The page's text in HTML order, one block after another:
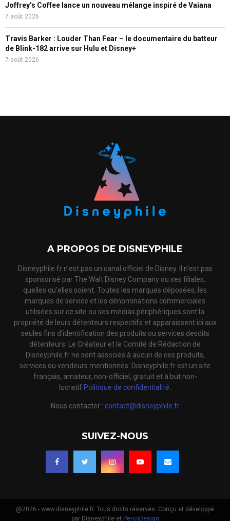
Joffrey’s Coffee lance un nouveau mélange inspiré de Vaiana
7 août 2026
Travis Barker : Louder Than Fear – le documentaire du batteur
de Blink-182 arrive sur Hulu et Disney+
7 août 2026
A PROPOS DE DISNEYPHILE
Disneyphile.fr n'est pas un canal officiel de Disney. Il n'est pas
sponsorisé par The Walt Disney Company ou ses filiales,
quelles qu'elles soient. Toutes les marques déposées, les
marques de service et les dénominations commerciales
utilisées sur ce site ou ses médias périphériques sont la
propriété de leurs détenteurs respectifs et apparaissent ici aux
seules fins d'identification des produits ou services desdits
détenteurs. Le Créateur et le Comité de Rédaction de
Disneyphile.fr ne sont associés à aucun de ces produits,
services ou vendeurs mentionnés. Disneyphile.fr est un site
français, amateur, non-officiel, gratuit et à but non-
lucratif. Politique de confidentialité.
Nous contacter : contact@disneyphile.fr
SUIVEZ-NOUS
@2026 - www.disneyphile.fr. Tous droits réservés. Conçu et développé
par Disneyphile et PenciDesign